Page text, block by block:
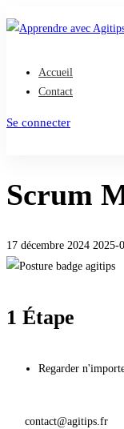
Accueil
Contact
Se connecter
Scrum
17 décembre 2024 2025-
1 Étape
Regarder
contact@agitips.fr